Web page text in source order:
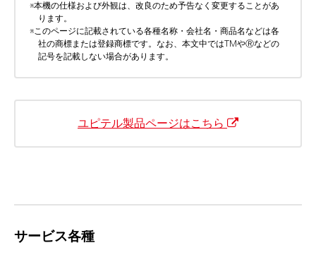
※本機の仕様および外観は、改良のため予告なく変更することがあ
ります。
※ このページに記載されている各種名称・会社名・商品名などは各
社の商標または登録商標です。なお、本文中ではTMやⓇなどの
記号を記載しない場合があります。
ユピテル製品ページはこちら
サービス各種